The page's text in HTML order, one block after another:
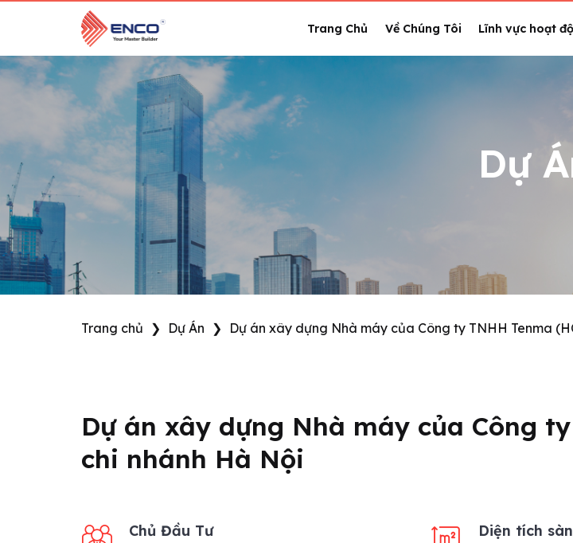
Trang Chủ Về Chúng Tôi Lĩnh vực hoạt
Dự
Trang chủ ❯ Dự Án ❯ Dự án xây dựng Nhà máy của Công ty TNHH Tenma
Dự án xây dựng Nhà máy của Công
chi nhánh Hà Nội
Chủ Đầu Tư Diện tích sàn